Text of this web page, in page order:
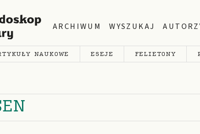
ARCHIWUM WYSZUKAJ
NAUKOWE ESEJE FELIETONY